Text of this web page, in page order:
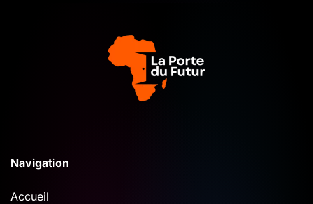
Navigation
Accueil